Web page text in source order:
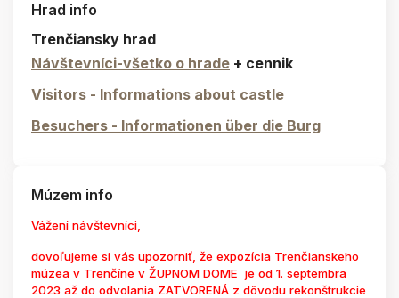
Hrad info
Trenčiansky hrad
Návštevníci-všetko o hrade + cennik
Visitors - Informations about castle
Besuchers - Informationen über die Burg
Múzem info
Vážení návštevníci,
dovoľujeme si vás upozorniť, že expozícia Trenčianskeho
múzea v Trenčíne v ŽUPNOM DOME je od 1. septembra
2023 až do odvolania ZATVORENÁ z dôvodu rekonštrukcie